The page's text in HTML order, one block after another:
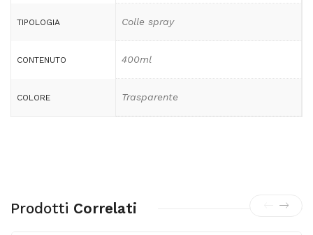
TIPOLOGIA Colle spray
CONTENUTO 400ml
COLORE Trasparente
Prodotti Correlati